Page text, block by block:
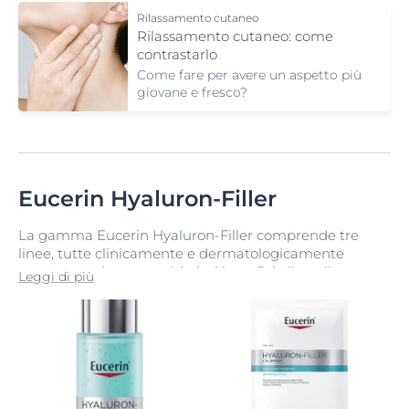
Rilassamento cutaneo
Rilassamento cutaneo: come
contrastarlo
Come fare per avere un aspetto più
giovane e fresco?
Eucerin Hyaluron-Filler
La gamma Eucerin Hyaluron-Filler comprende tre
linee, tutte clinicamente e dermatologicamente
testate per donare moltissimi benefici alla pelle non
più giovanissima. Ogni linea ha un obiettivo specifico
(le rughe, la perdita di volume e di elasticità) per
garantire alla cute di ricevere il trattamento necessario
ad ogni stadio del processo di invecchiamento.
La formula unica di Eucerin Hyaluron-Filler, che unisce
Leggi di più